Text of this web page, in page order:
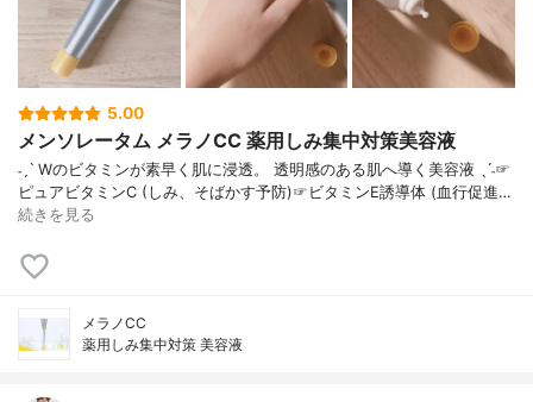
5.00
メンソレータム メラノCC 薬用しみ集中対策美容液
˗ˏˋ Wのビタミンが素早く肌に浸透。 透明感のある肌へ導く美容液 ˎˊ˗☞
ピュアビタミンC (しみ、そばかす予防)☞ビタミンE誘導体 (血行促進…
続きを見る
メラノCC
薬用しみ集中対策 美容液